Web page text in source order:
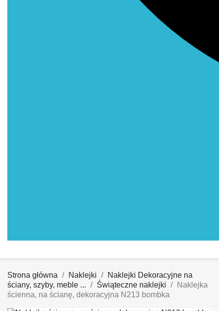
Strona główna Naklejki
Naklejki Dekoracyjne na
ściany, szyby, meble ...
Świąteczne naklejki
Naklejka
ścienna, na ścianę, dekoracyjna N213 bombka